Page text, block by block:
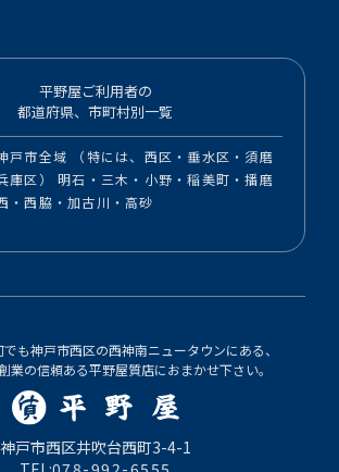
平野屋ご利用者の
都道府県、市町村別一覧
戸市全域 （特には、西区・垂水区・須磨
庫区） 明石・三木・小野・稲美町・播磨
・西脇・加古川・高砂
も神戸市西区の西神南ニュータウンにある、
業の信頼ある平野屋質店におまかせ下さい。
神戸市西区井吹台西町3-4-1